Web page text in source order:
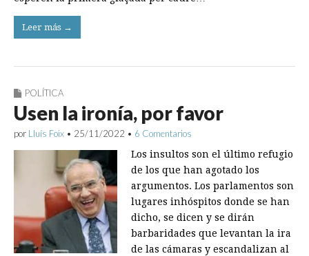
Leer más →
POLÍTICA
Usen la ironía, por favor
por Lluís Foix • 25/11/2022 • 6 Comentarios
Los insultos son el último refugio
de los que han agotado los
argumentos. Los parlamentos son
lugares inhóspitos donde se han
dicho, se dicen y se dirán
barbaridades que levantan la ira
de las cámaras y escandalizan al